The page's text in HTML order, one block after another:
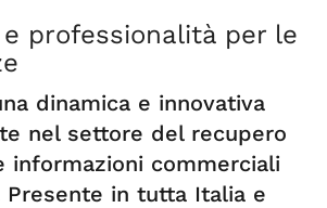
e professionalità per le
dinamica e innovativa
nel settore del recupero
informazioni commerciali
Presente in tutta Italia e